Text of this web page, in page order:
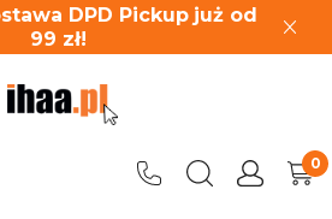
DPD Pickup już od
99 zł!